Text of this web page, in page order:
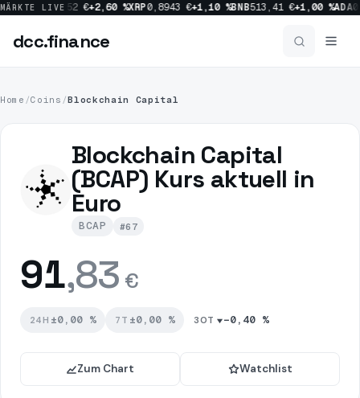
MÄRKTE LIVE
%SOL64,52 €+2,60 %XRP0,8943 €+1,10 %BNB513,41 €+1,00 %ADA
dcc.finance
Home /Coins /Blockchain Capital
Blockchain Capital
(BCAP) Kurs aktuell in
Euro
BCAP #67
91,83 €
24H ±0,00 % 7T ±0,00 % 30T −0,40 %
Zum Chart Watchlist
dcc.finance
News
Prognosen
Sektoren